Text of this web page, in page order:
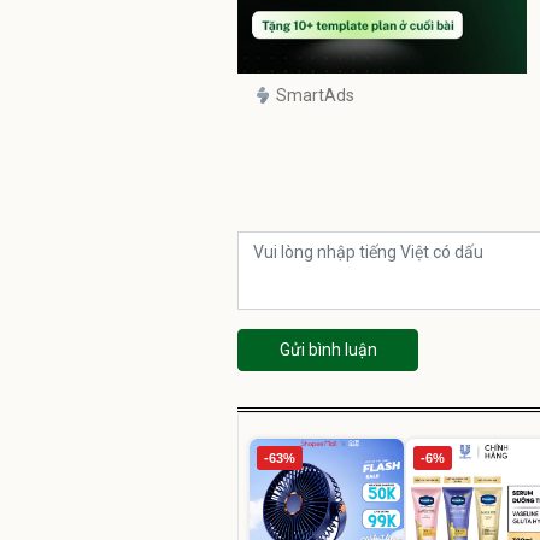
SmartAds
Gửi bình luận
-63% -6%